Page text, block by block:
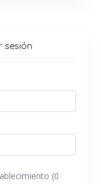
sesión
(0